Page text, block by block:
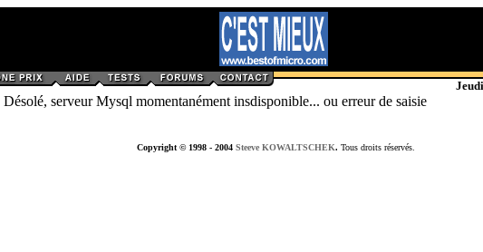
Désolé, serveur Mysql momentanément insdisponible... ou erreur de saisie
Copyright © 1998 - 2004 Steeve KOWALTSCHEK. Tous droits réservés.